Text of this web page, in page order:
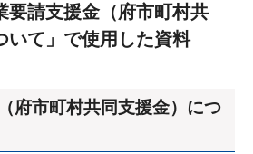
要請支援金（府市町村共
いて」で使用した資料
府市町村共同支援金）につ